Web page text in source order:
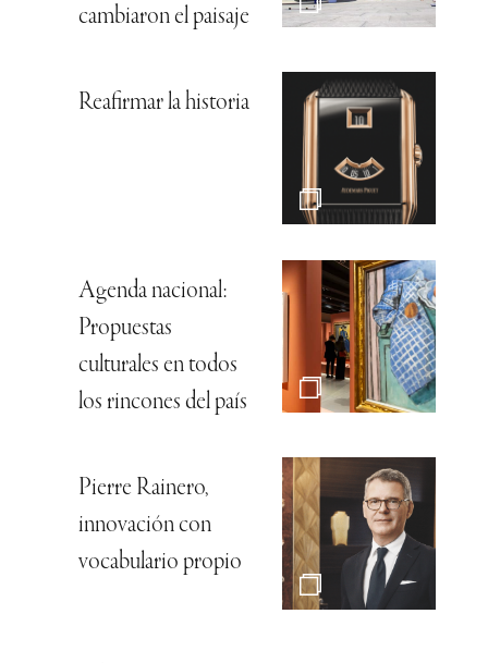
cambiaron el paisaje
Reafirmar la historia
Agenda nacional:
Propuestas
culturales en todos
los rincones del país
Pierre Rainero,
innovación con
vocabulario propio